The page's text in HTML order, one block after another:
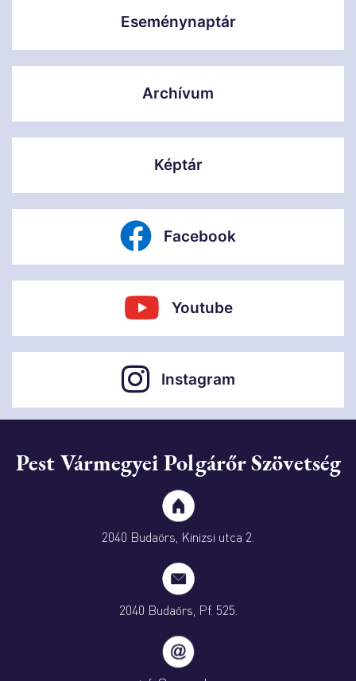
Eseménynaptár
Archívum
Képtár
Facebook
Youtube
Instagram
Pest Vármegyei Polgárőr Szövetség
2040 Budaörs, Kinizsi utca 2.
2040 Budaörs, Pf. 525.